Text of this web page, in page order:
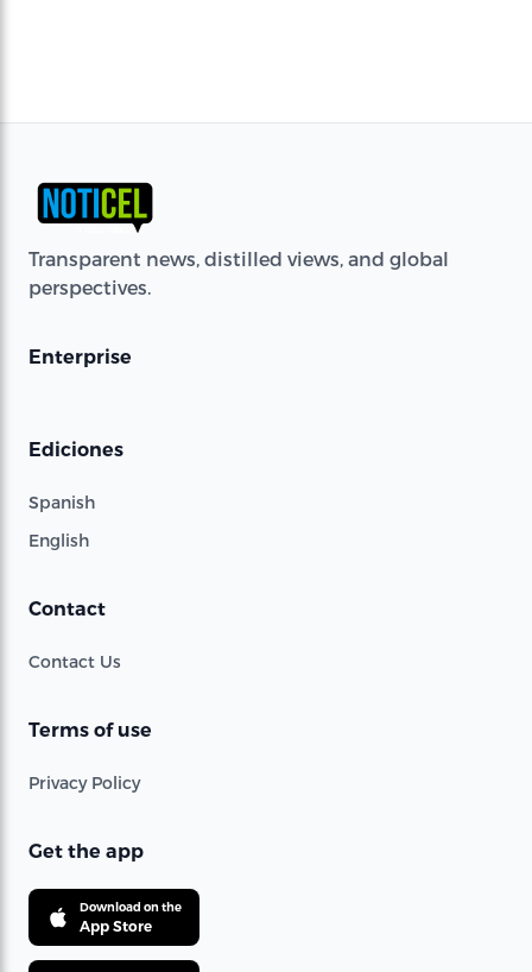
Transparent news, distilled views, and global
perspectives.
Enterprise
Ediciones
Spanish
English
Contact
Contact Us
Terms of use
Privacy Policy
Get the app
Download on the
App Store